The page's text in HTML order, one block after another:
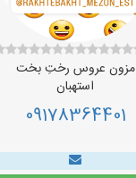
مزون عروس رختِ بخت
استهبان
09178364401